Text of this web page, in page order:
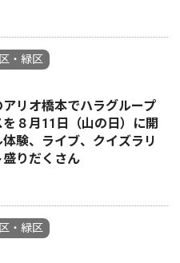
・緑区
リオ橋本でハラグループ
８月11日（山の日）に開
験、ライブ、クイズラリ
りだくさん
・緑区